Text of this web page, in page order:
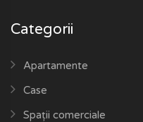
Categorii
Apartamente
Case
Spații comerciale